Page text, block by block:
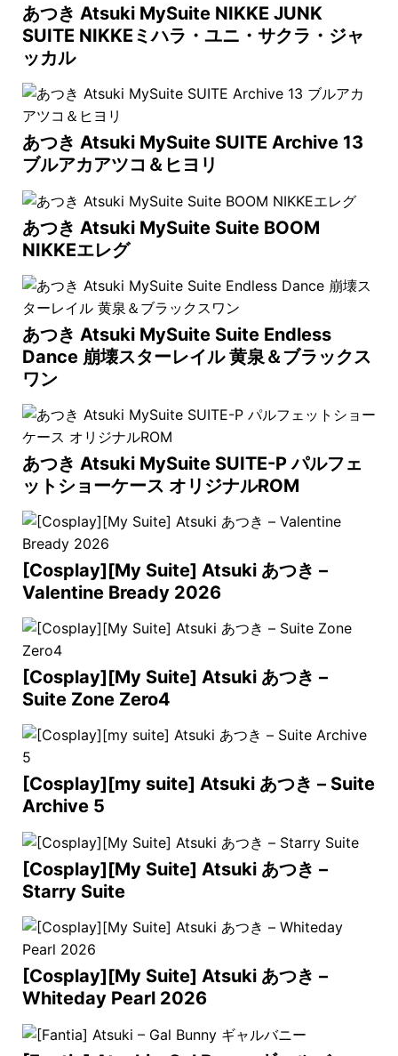
あつき Atsuki MySuite NIKKE JUNK
SUITE NIKKEミハラ・ユニ・サクラ・ジャ
ッカル
あつき Atsuki MySuite SUITE Archive 13
ブルアカアツコ＆ヒヨリ
あつき Atsuki MySuite Suite BOOM
NIKKEエレグ
あつき Atsuki MySuite Suite Endless
Dance 崩壊スターレイル 黄泉＆ブラックス
ワン
あつき Atsuki MySuite SUITE-P パルフェ
ットショーケース オリジナルROM
[Cosplay][My Suite] Atsuki あつき –
Valentine Bready 2026
[Cosplay][My Suite] Atsuki あつき –
Suite Zone Zero4
[Cosplay][my suite] Atsuki あつき – Suite
Archive 5
[Cosplay][My Suite] Atsuki あつき –
Starry Suite
[Cosplay][My Suite] Atsuki あつき –
Whiteday Pearl 2026